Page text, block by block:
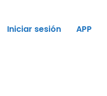
Iniciar sesión APP